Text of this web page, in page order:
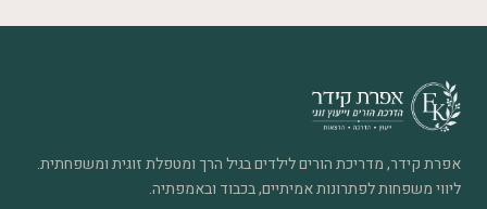
אפרת קידר, מדריכת הורים לילדים בגיל הרך ומטפלת זוגית ומשפחתית.
ליווי משפחות לפתרונות אמיתיים, בכבוד ובאמפתיה.